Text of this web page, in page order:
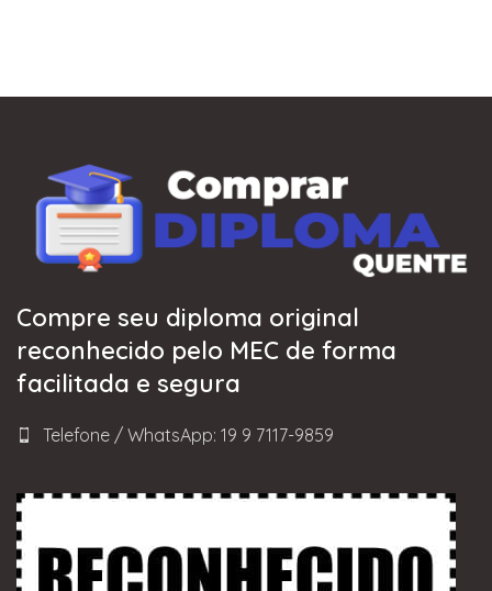
Compre seu diploma original
reconhecido pelo MEC de forma
facilitada e segura
Telefone / WhatsApp: 19 9 7117-9859